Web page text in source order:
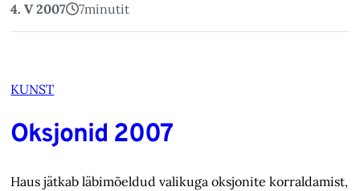
4. V 2007 7minutit
KUNST
Oksjonid 2007
Haus jätkab läbimõeldud valikuga oksjonite korraldamist,